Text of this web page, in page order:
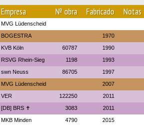
Empresa № obra Fabricado Notas
MVG Lüdenscheid
BOGESTRA 1970
KVB Köln 60787 1990
RSVG Rhein-Sieg 1198 1993
swn Neuss 86705 1997
MVG Lüdenscheid 2007
VER 122250 2011
[DB] BRS ✝︎ 3083 2011
MKB Minden 4790 2015